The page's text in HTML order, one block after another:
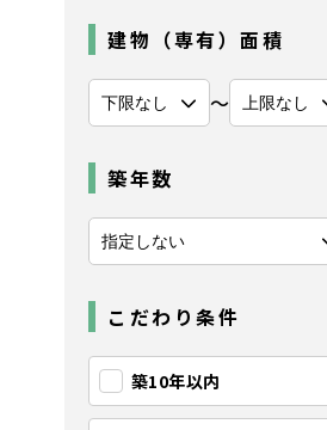
建物（専有）面積
〜
築年数
こだわり条件
築10年以内